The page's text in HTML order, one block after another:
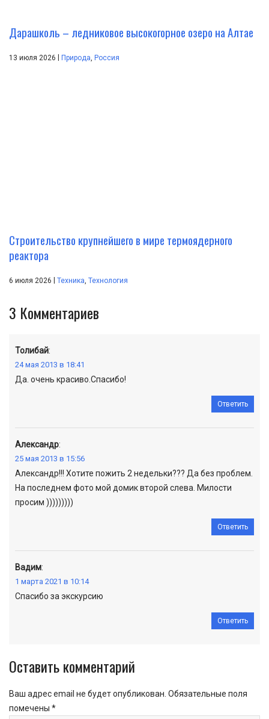
Дарашколь – ледниковое высокогорное озеро на Алтае
13 июля 2026 | Природа Россия
Строительство крупнейшего в мире термоядерного
реактора
6 июля 2026 Техника, Технология
3 Комментариев
Толибай:
24 мая 2013 в 18:41
Да. очень красиво.Спасибо!
Ответить
Александр:
25 мая 2013 в 15:56
Александр!!! Хотите пожить 2 недельки??? Да без проблем.
На последнем фото мой домик второй слева. Милости
просим )))))))))
Ответить
Вадим:
1 марта 2021 в 10:14
Спасибо за экскурсию
Ответить
Оставить комментарий
Ваш адрес email не будет опубликован. Обязательные поля
помечены *